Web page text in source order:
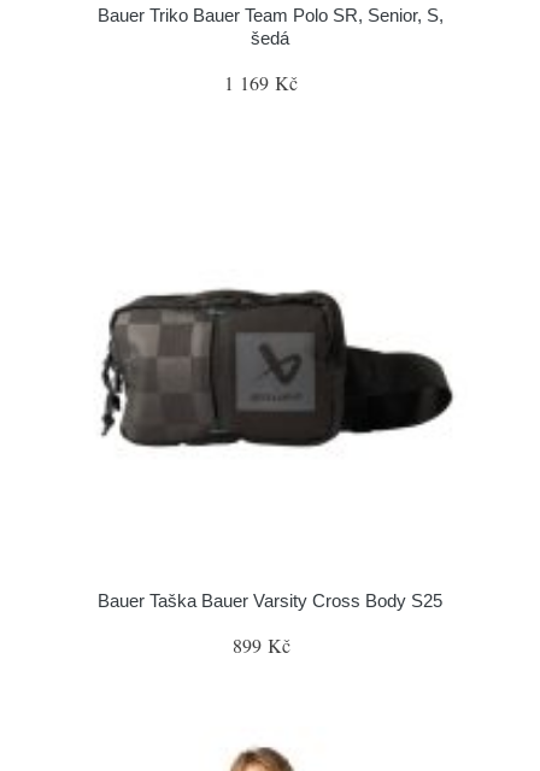
Bauer Triko Bauer Team Polo SR, Senior, S,
šedá
1 169 Kč
Bauer Taška Bauer Varsity Cross Body S25
899 Kč